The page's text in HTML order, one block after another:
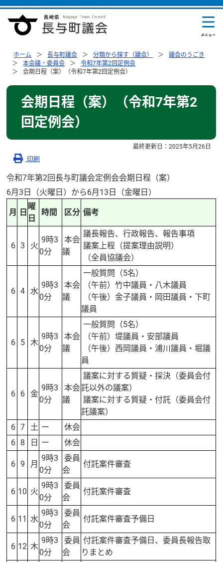
ホーム 長与町議会 分類から探す（議会）
議会のうごき
本会議・委員会
令和7年第2回定例会
会期日程（案）（令和7年第2回定例会）
会期日程（案）（令和7年第2
回定例会）
最終更新日：2025年5月26日
印刷
令和7年第2回長与町議会定例会会期日程（案）
6月3日（火曜日）から6月13日（金曜日）
月 日
曜
日
時間 区分 備考
6 3 火
9時3
0分
本会
議
議長報告、行政報告、報告事項
議案上程（提案理由説明）
（全員協議会）
6 4 水
9時3
0分
本会
議
一般質問（5名）
（午前）竹中議員・八木議員
（午後）金子議員・岡田議員・下町
議員
6 5 木
9時3
0分
本会
議
一般質問（5名）
（午前）堤議員・安部議員
（午後）西岡議員・浦川議員・堀議
員
6 6 金
9時3
0分
本会
議
議案に対する質疑・採決（委員会付
託以外の議案）
議案に対する質疑・付託（委員会付
託議案）
6 7 土 ー
休会
6 8 日 ー 休会
6 9 月
9時3
0分
委員
会
付託案件審査
6 10 火
9時3
0分
委員
会
付託案件審査
6 11 水
9時3
0分
委員
会
付託案件審査予備日
6 12 木
9時3
0分
委員
会
付託案件審査予備日、委員長報告取
りまとめ